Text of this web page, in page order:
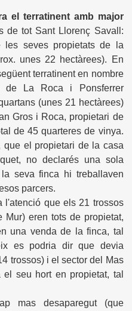
el terratinent amb major
de tot Sant Llorenç Savall:
les seves propietats de la
unes 22 hectàrees). En
terratinent en nombre
de La Roca i Ponsferrer
(unes 21 hectàrees)
Gros i Roca, propietari de
de 45 quarteres de vinya.
que el propietari de la casa
no declarés una sola
seva finca hi treballaven
parcers.
l'atenció que els 21 trossos
Mur) eren tots de propietat,
una venda de la finca, tal
es podria dir que devia
trossos) i el sector del Mas
seu hort en propietat, tal
mas desaparegut (que